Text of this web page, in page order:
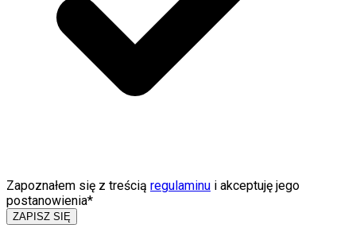
Zapoznałem się z treścią regulaminu i akceptuję jego
postanowienia*
ZAPISZ SIĘ